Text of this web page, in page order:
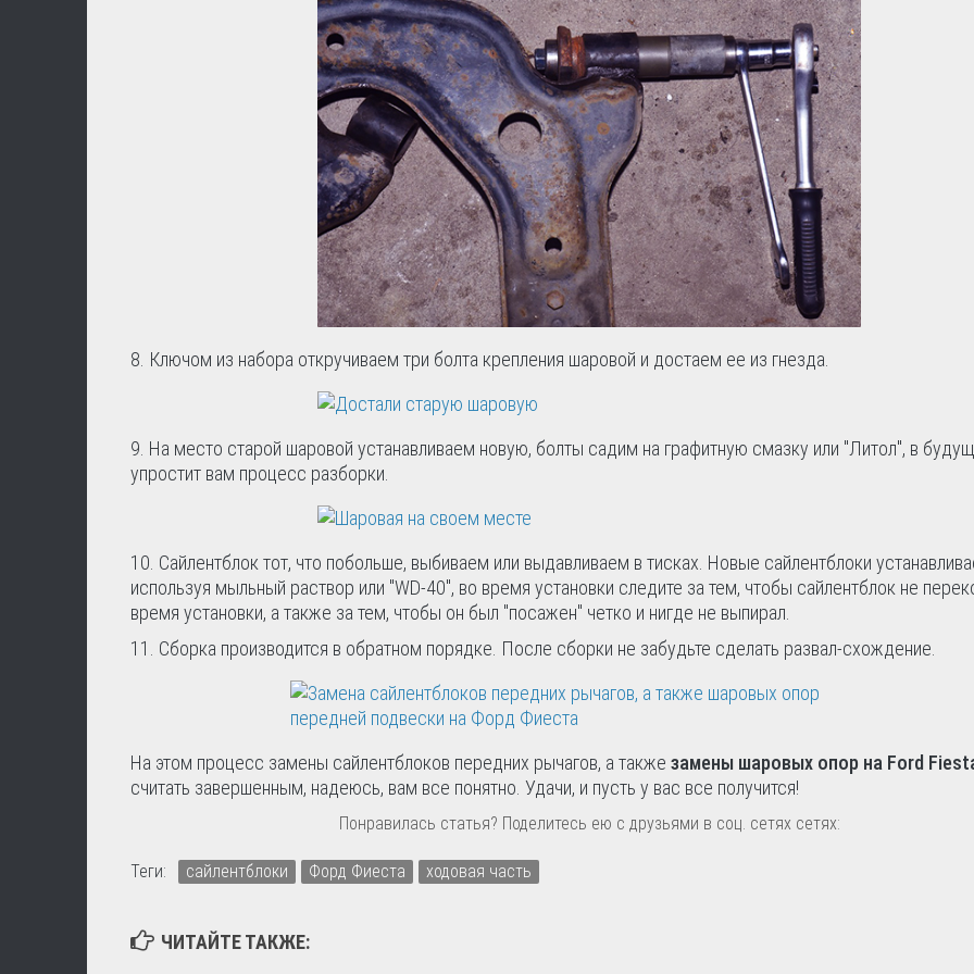
8. Ключом из набора откручиваем три болта крепления шаровой и достаем ее из гнезда.
9. На место старой шаровой устанавливаем новую, болты садим на графитную смазку или "Литол", в
упростит вам процесс разборки.
10. Сайлентблок тот, что побольше, выбиваем или выдавливаем в тисках. Новые сайлентблоки
используя мыльный раствор или "WD-40", во время установки следите за тем, чтобы сайлентблок не
время установки, а также за тем, чтобы он был "посажен" четко и нигде не выпирал.
11. Сборка производится в обратном порядке. После сборки не забудьте сделать развал-схождение.
На этом процесс замены сайлентблоков передних рычагов, а также замены шаровых опор на Ford
считать завершенным, надеюсь, вам все понятно. Удачи, и пусть у вас все получится!
Понравилась статья? Поделитесь ею с друзьями в соц. сетях сетях:
Теги: сайлентблоки Форд Фиеста ходовая часть
ЧИТАЙТЕ ТАКЖЕ: